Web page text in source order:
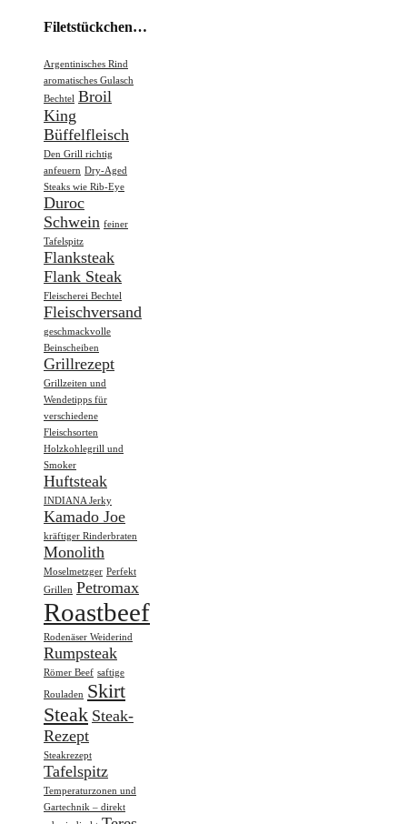
Filetstückchen…
Argentinisches Rind
aromatisches Gulasch
Bechtel Broil
King
Büffelfleisch
Den Grill richtig
anfeuern Dry-Aged
Steaks wie Rib-Eye
Duroc
Schwein feiner
Tafelspitz
Flanksteak
Flank Steak
Fleischerei Bechtel
Fleischversand
geschmackvolle
Beinscheiben
Grillrezept
Grillzeiten und
Wendetipps für
verschiedene
Fleischsorten
Holzkohlegrill und
Smoker
Huftsteak
INDIANA Jerky
Kamado Joe
kräftiger Rinderbraten
Monolith
Moselmetzger Perfekt
Grillen Petromax
Roastbeef
Rodenäser Weiderind
Rumpsteak
Römer Beef saftige
Rouladen Skirt
Steak Steak-
Rezept
Steakrezept
Tafelspitz
Temperaturzonen und
Gartechnik – direkt